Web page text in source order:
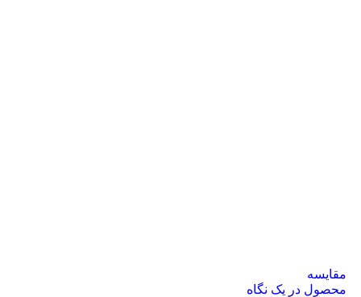
مقایسه
محصول در یک نگاه